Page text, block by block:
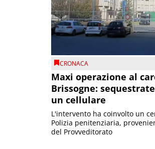
CRONACA
Maxi operazione al
Brissogne:
un cellulare
L'intervento ha coinvolto un
Polizia penitenziaria,
del Provveditorato